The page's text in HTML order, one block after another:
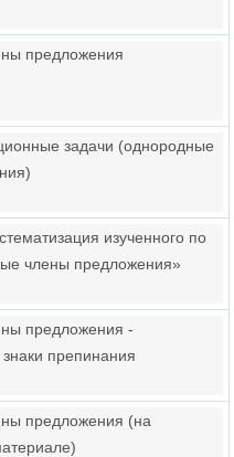
предложения
задачи (однородные
изученного по
члены предложения»
предложения -
препинания
предложения (на